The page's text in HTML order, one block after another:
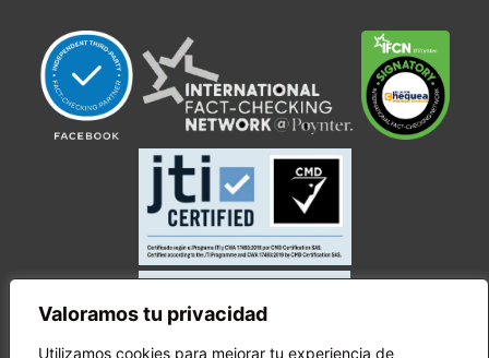
Valoramos tu privacidad
Utilizamos cookies para mejorar tu experiencia de